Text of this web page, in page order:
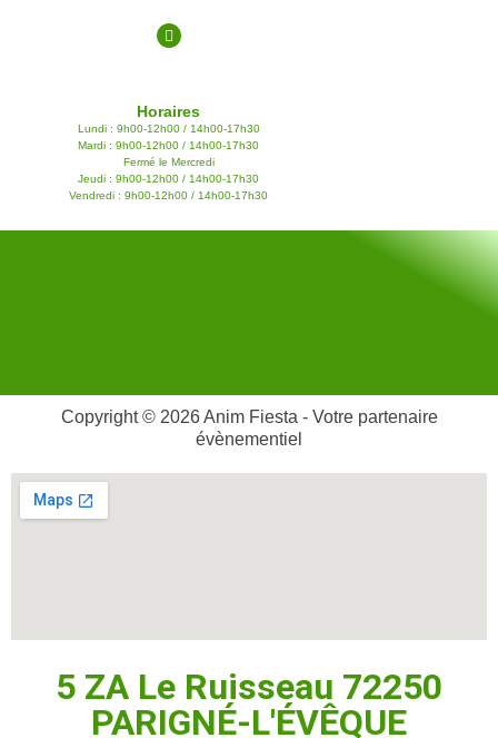
Horaires
Lundi : 9h00-12h00 / 14h00-17h30
Mardi : 9h00-12h00 / 14h00-17h30
Fermé le Mercredi
Jeudi : 9h00-12h00 / 14h00-17h30
Vendredi : 9h00-12h00 / 14h00-17h30
Copyright © 2026 Anim Fiesta - Votre partenaire
évènementiel
5 ZA Le Ruisseau 72250
PARIGNÉ-L'ÉVÊQUE